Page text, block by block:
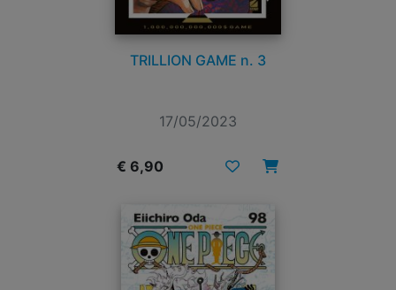
TRILLION GAME n. 3
17/05/2023
€ 6,90